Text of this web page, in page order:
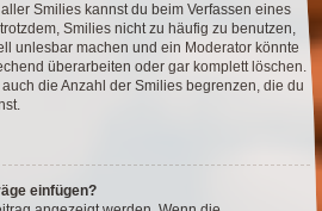
Smilies kannst du beim Verfassen eines
Smilies nicht zu häufig zu benutzen,
unlesbar machen und ein Moderator könnte
überarbeiten oder gar komplett löschen.
die Anzahl der Smilies begrenzen, die du
einfügen?